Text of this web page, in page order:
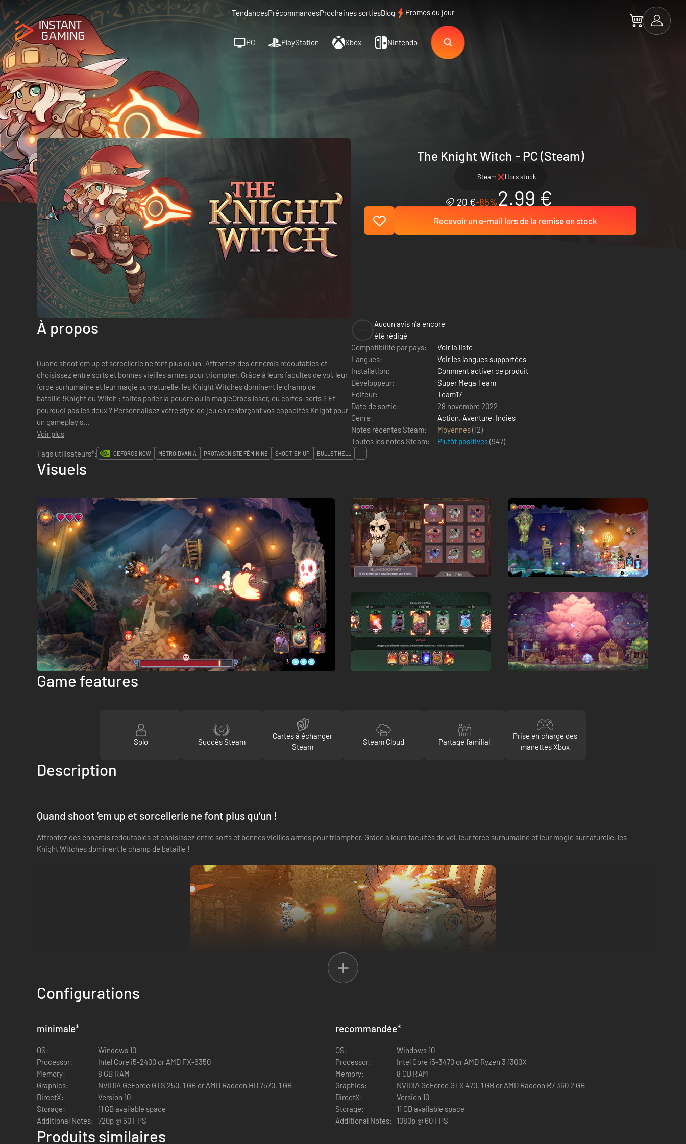
TendancesPrécommandesProchaines sortiesBlog Promos du jour
PC PlayStation Xbox Nintendo
The Knight Witch - PC (Steam)
Steam Hors stock
20 €-85%2.99 €
Recevoir un e-mail lors de la remise en stock
À propos
Quand shoot ’em up et sorcellerie ne font plus qu’un !Affrontez des ennemis redoutables et
choisissez entre sorts et bonnes vieilles armes pour triompher. Grâce à leurs facultés de vol, leur
force surhumaine et leur magie surnaturelle, les Knight Witches dominent le champ de
bataille !Knight ou Witch : faites parler la poudre ou la magieOrbes laser, ou cartes-sorts ? Et
pourquoi pas les deux ? Personnalisez votre style de jeu en renforçant vos capacités Knight pour
un gameplay s...
Voir plus
Aucun avis n'a encore
été rédigé
Compatibilité par pays:
Voir la liste
Langues:
Voir les langues supportées
Installation:
Comment activer ce produit
Développeur:
Super Mega Team
Editeur:
Team17
Date de sortie:
28 novembre 2022
Genre:
Action, Aventure, Indies
Notes récentes Steam:
Moyennes(12)
Toutes les notes Steam:
Plutôt positives(947)
Tags utilisateurs*:
GEFORCE NOW METROIDVANIA PROTAGONISTE FÉMININE SHOOT 'EM UP BULLET HELL ...
Visuels
Game features
Solo Succès Steam
Cartes à échanger
Steam
Steam Cloud Partage familial
Prise en charge des
manettes Xbox
Description
Quand shoot ’em up et sorcellerie ne font plus qu’un !
Affrontez des ennemis redoutables et choisissez entre sorts et bonnes vieilles armes pour triompher. Grâce à leurs facultés de vol, leur force surhumaine et leur magie surnaturelle, les
Knight Witches dominent le champ de bataille !
Orbes laser, ou cartes-sorts ? Et pourquoi pas les deux ? Personnalisez votre style de jeu en renforçant vos capacités Knight pour un gameplay shoot ’em up frénétique, ou optez pour les
Configurations
minimale*
OS:
Windows 10
Processor:
Intel Core i5-2400 or AMD FX-6350
Memory:
8 GB RAM
Graphics:
NVIDIA GeForce GTS 250, 1 GB or AMD Radeon HD 7570, 1 GB
DirectX:
Version 10
Storage:
11 GB available space
Additional Notes: 720p @ 60 FPS
recommandée*
OS:
Windows 10
Processor:
Intel Core i5-3470 or AMD Ryzen 3 1300X
Memory:
8 GB RAM
Graphics:
NVIDIA GeForce GTX 470, 1 GB or AMD Radeon R7 360 2 GB
DirectX:
Version 10
Storage:
11 GB available space
Additional Notes:
1080p @ 60 FPS
Produits similaires